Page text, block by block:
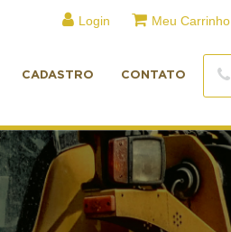
Login Meu Carrinho
CADASTRO CONTATO